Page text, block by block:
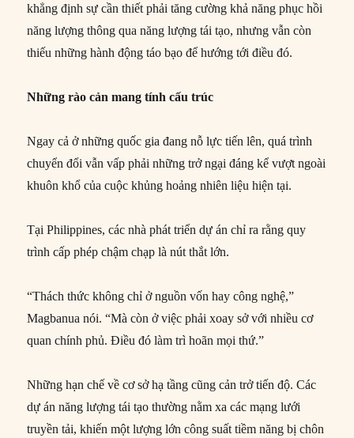
khẳng định sự cần thiết phải tăng cường khả năng phục hồi
năng lượng thông qua năng lượng tái tạo, nhưng vẫn còn
thiếu những hành động táo bạo để hướng tới điều đó.
Những rào cản mang tính cấu trúc
Ngay cả ở những quốc gia đang nỗ lực tiến lên, quá trình
chuyển đổi vẫn vấp phải những trở ngại đáng kể vượt ngoài
khuôn khổ của cuộc khủng hoảng nhiên liệu hiện tại.
Tại Philippines, các nhà phát triển dự án chỉ ra rằng quy
trình cấp phép chậm chạp là nút thắt lớn.
“Thách thức không chỉ ở nguồn vốn hay công nghệ,”
Magbanua nói. “Mà còn ở việc phải xoay sở với nhiều cơ
quan chính phủ. Điều đó làm trì hoãn mọi thứ.”
Những hạn chế về cơ sở hạ tầng cũng cản trở tiến độ. Các
dự án năng lượng tái tạo thường nằm xa các mạng lưới
truyền tải, khiến một lượng lớn công suất tiềm năng bị chôn